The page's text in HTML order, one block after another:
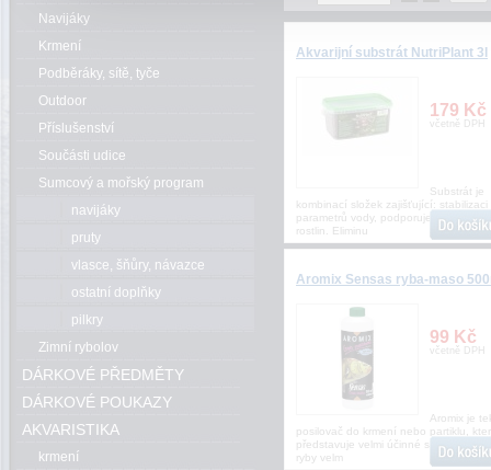
Akvarijní substrát NutriPlant 3l
179 Kč
včetně DPH
Substrát je
kombinací složek zajišťující: stabilizaci
parametrů vody, podporuje vývoj
rostlin. Eliminu
Aromix Sensas ryba-maso
99 Kč
včetně DPH
Aromix je
posilovač do krmení nebo partiklu,
představuje velmi účinné sladidlo, na
ryby velm
Navijáky
Krmení
Podběráky, sítě, tyče
Outdoor
Příslušenství
Součásti udice
Sumcový a mořský program
navijáky
pruty
vlasce, šňůry, návazce
ostatní doplňky
pilkry
Zimní rybolov
DÁRKOVÉ PŘEDMĚTY
DÁRKOVÉ POUKAZY
AKVARISTIKA
krmení